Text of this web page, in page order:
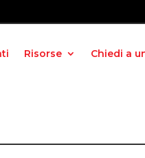
Risorse Chiedi a